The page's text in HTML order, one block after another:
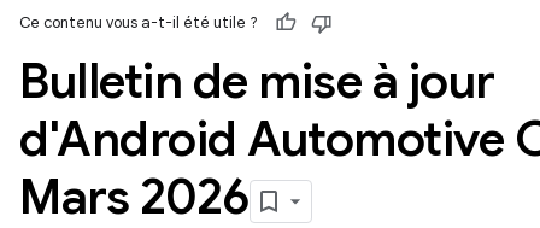
Ce contenu vous a-t-il été utile ?
Bulletin de mise à jour
d'Android Automotive
Mars 2026